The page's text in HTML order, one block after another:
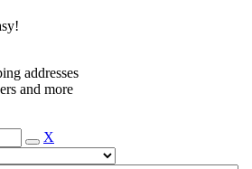
addresses
and more
X